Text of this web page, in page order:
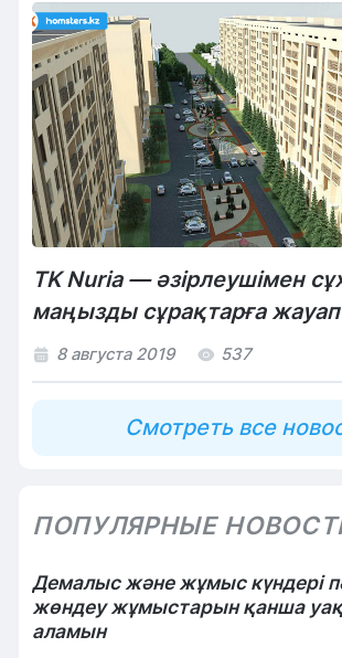
TK Nuria — әзірлеушімен
маңызды сұрақтарға
8 августа 2019 537
Смотреть все
ПОПУЛЯРНЫЕ
Демалыс және жұмыс күндері
жөндеу жұмыстарын қанша
аламын